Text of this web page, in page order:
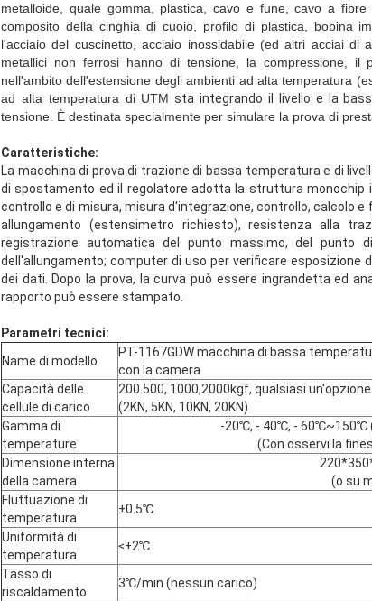
metalloide, quale gomma, plastica, cavo e fune, cavo a
composito della cinghia di cuoio, profilo di plastica, bobina
l'acciaio del cuscinetto, acciaio inossidabile (ed altri acciai di
metallici non ferrosi hanno di tensione, la compressione,
nell'ambito dell'estensione degli ambienti ad alta temperatura
ad alta temperatura di UTM sta integrando il livello e la
tensione. È destinata specialmente per simulare la prova di
Caratteristiche:
La macchina di prova di trazione di bassa temperatura e di
di spostamento ed il regolatore adotta la struttura
controllo e di misura, misura d'integrazione, controllo, calcolo
allungamento (estensimetro richiesto), resistenza alla
registrazione automatica del punto massimo, del
dell'allungamento; computer di uso per verificare esposizione
dei dati. Dopo la prova, la curva può essere ingrandetta ed
rapporto può essere stampato.
Parametri tecnici:
Name di modello
PT-1167GDW macchina di bassa
con la camera
Capacità delle
cellule di carico
200.500, 1000,2000kgf, qualsiasi un'opzione
(2KN, 5KN, 10KN, 20KN)
Gamma di
temperature
-20℃, - 40℃, - 60℃~150℃
(Con osservi la
Dimensione interna
della camera
(o su
Fluttuazione di
temperatura
±0.5℃
Uniformità di
temperatura
≤±2℃
Tasso di
riscaldamento
3℃/min (nessun carico)